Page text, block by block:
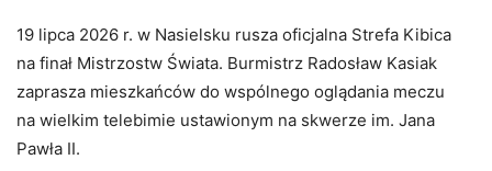
19 lipca 2026 r. w Nasielsku rusza oficjalna Strefa Kibica
na finał Mistrzostw Świata. Burmistrz Radosław Kasiak
zaprasza mieszkańców do wspólnego oglądania meczu
na wielkim telebimie ustawionym na skwerze im. Jana
Pawła II.